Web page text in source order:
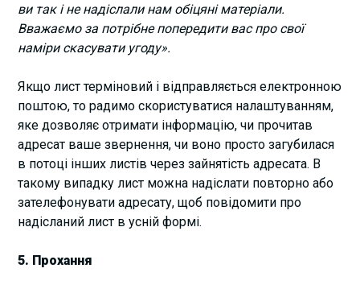
ви так і не надіслали нам обіцяні матеріали.
Вважаємо за потрібне попередити вас про свої
наміри скасувати угоду».
Якщо лист терміновий і відправляється електронною
поштою, то радимо скористуватися налаштуванням,
яке дозволяє отримати інформацію, чи прочитав
адресат ваше звернення, чи воно просто загубилася
в потоці інших листів через зайнятість адресата. В
такому випадку лист можна надіслати повторно або
зателефонувати адресату, щоб повідомити про
надісланий лист в усній формі.
5. Прохання